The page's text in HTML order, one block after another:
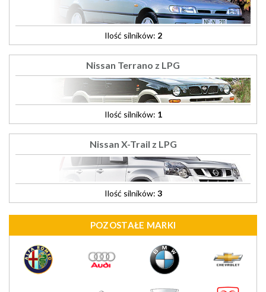
Ilość silników: 2
Nissan Terrano z LPG
Ilość silników: 1
Nissan X-Trail z LPG
Ilość silników: 3
POZOSTAŁE MARKI